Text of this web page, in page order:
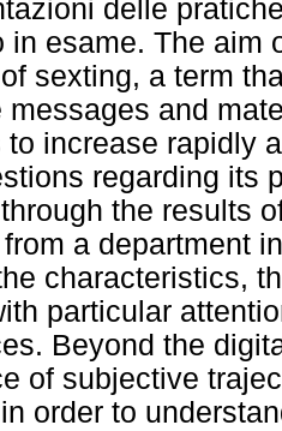
delle
in esame. The aim
sexting, a term
messages and
increase rapidly
regarding its
the results
a department
characteristics,
particular
Beyond the
of subjective
order to